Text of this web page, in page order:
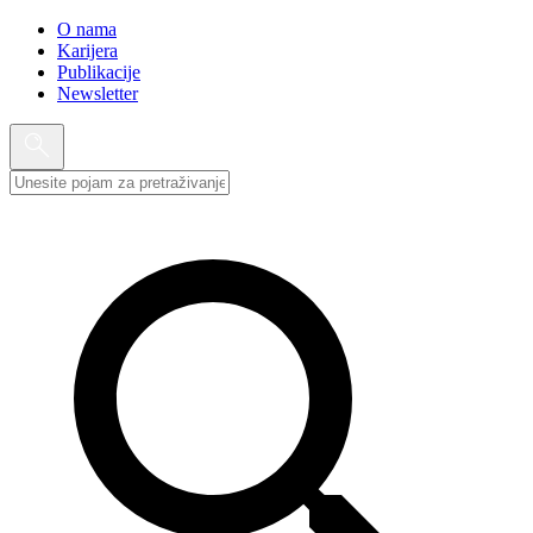
O nama
Karijera
Publikacije
Newsletter